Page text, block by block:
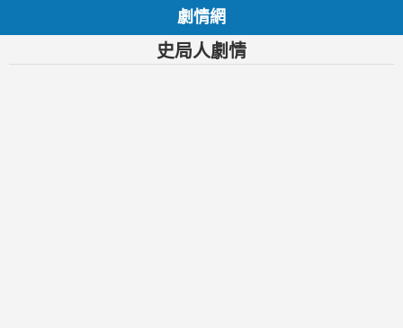
劇情網
史局人劇情